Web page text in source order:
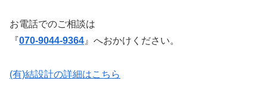
お電話でのご相談は
『070-9044-9364』へおかけください。
(有)結設計の詳細はこちら